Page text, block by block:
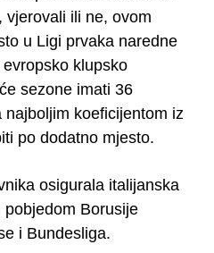
vjerovali ili ne, ovom
u Ligi prvaka naredne
klupsko
sezone imati 36
koeficijentom iz
po dodatno mjesto.
osigurala italijanska
pobjedom Borusije
i Bundesliga.